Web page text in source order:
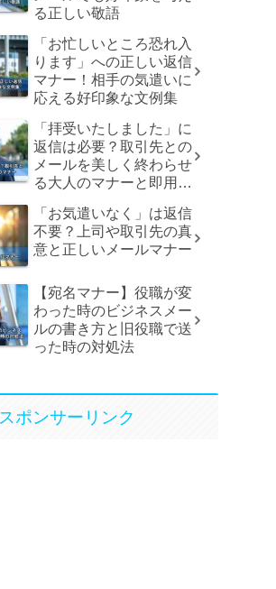
る正しい敬語
「お忙しいところ恐れ入
ります」への正しい返信
マナー！相手の気遣いに
応える好印象な文例集
「拝受いたしました」に
返信は必要？取引先との
メールを美しく終わらせ
る大人のマナーと即用文
「お気遣いなく」は返信
不要？上司や取引先の真
意と正しいメールマナー
【宛名マナー】役職が変
わった時のビジネスメー
ルの書き方と旧役職で送
った時の対処法
スポンサーリンク